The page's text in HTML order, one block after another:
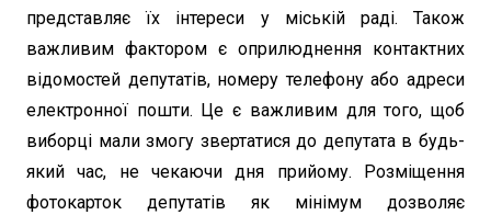
представляє їх інтереси у міській раді. Також
важливим фактором є оприлюднення контактних
відомостей депутатів, номеру телефону або адреси
електронної пошти. Це є важливим для того, щоб
виборці мали змогу звертатися до депутата в будь-
який час, не чекаючи дня прийому. Розміщення
фотокарток депутатів як мінімум дозволяє